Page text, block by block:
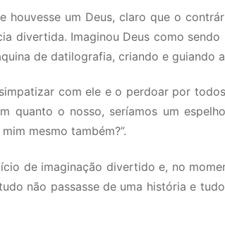
houvesse um Deus, claro que o
divertida. Imaginou Deus como
de datilografia, criando e guiando
com ele e o perdoar por
quanto o nosso, seríamos um
mesmo também?”.
de imaginação divertido e, no
não passasse de uma história e